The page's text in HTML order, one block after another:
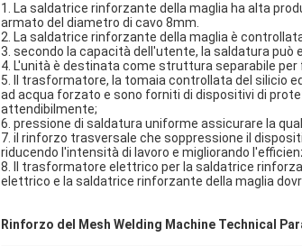
1. La saldatrice rinforzante della maglia ha alta
armato del diametro di cavo 8mm.
2. La saldatrice rinforzante della maglia è
3. secondo la capacità dell'utente, la saldatura
4. L'unità è destinata come struttura separabile
5. Il trasformatore, la tomaia controllata del silicio
ad acqua forzato e sono forniti di dispositivi di
attendibilmente;
6. pressione di saldatura uniforme assicurare la
7. il rinforzo trasversale che soppressione il
riducendo l'intensità di lavoro e migliorando
8. Il trasformatore elettrico per la saldatrice
elettrico e la saldatrice rinforzante della maglia
Rinforzo del Mesh Welding Machine Technical